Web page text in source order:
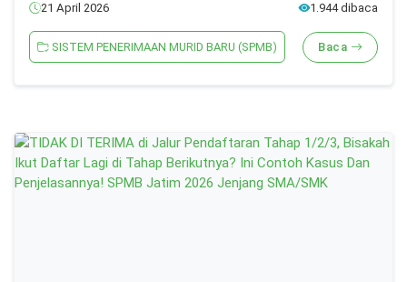
21 April 2026 1.944 dibaca
SISTEM PENERIMAAN MURID BARU (SPMB) Baca